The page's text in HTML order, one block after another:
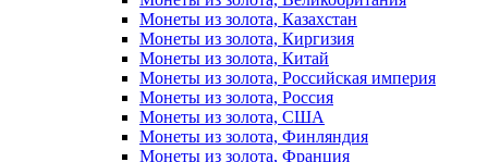
Монеты из золота, Казахстан
Монеты из золота, Киргизия
Монеты из золота, Китай
Монеты из золота, Российская империя
Монеты из золота, Россия
Монеты из золота, США
Монеты из золота, Финляндия
Монеты из золота, Франция